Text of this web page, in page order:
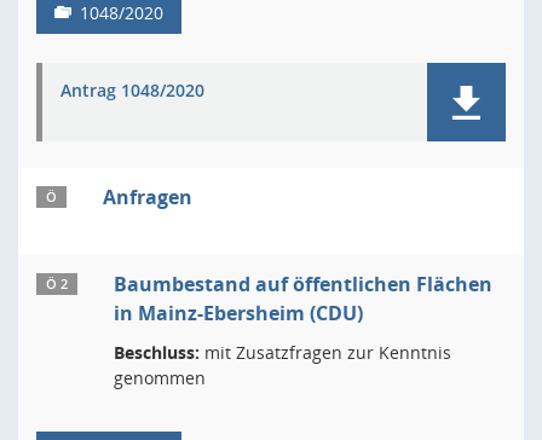
1048/2020
Antrag 1048/2020
Ö Anfragen
Ö 2
Baumbestand auf öffentlichen Flächen
in Mainz-Ebersheim (CDU)
Beschluss: mit Zusatzfragen zur Kenntnis
genommen